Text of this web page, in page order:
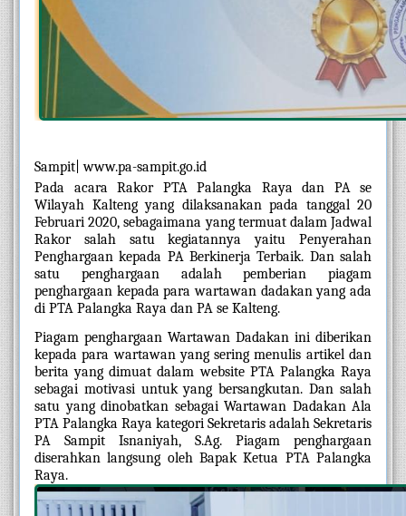
Sampit| www.pa-sampit.go.id
Pada acara Rakor PTA Palangka Raya dan PA se
Wilayah Kalteng yang dilaksanakan pada tanggal 20
Februari 2020, sebagaimana yang termuat dalam Jadwal
Rakor salah satu kegiatannya yaitu Penyerahan
Penghargaan kepada PA Berkinerja Terbaik. Dan salah
satu penghargaan adalah pemberian piagam
penghargaan kepada para wartawan dadakan yang ada
di PTA Palangka Raya dan PA se Kalteng.
Piagam penghargaan Wartawan Dadakan ini diberikan
kepada para wartawan yang sering menulis artikel dan
berita yang dimuat dalam website PTA Palangka Raya
sebagai motivasi untuk yang bersangkutan. Dan salah
satu yang dinobatkan sebagai Wartawan Dadakan Ala
PTA Palangka Raya kategori Sekretaris adalah Sekretaris
PA Sampit Isnaniyah, S.Ag. Piagam penghargaan
diserahkan langsung oleh Bapak Ketua PTA Palangka
Raya.